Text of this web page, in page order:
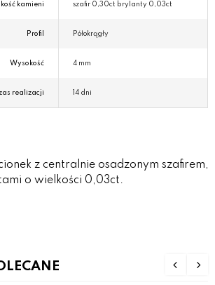
kamieni szafir 0,30ct brylanty 0,03ct
Profil Półokrągły
Wysokość 4 mm
realizacji 14 dni
z centralnie osadzonym szafirem,
o wielkości 0,03ct.